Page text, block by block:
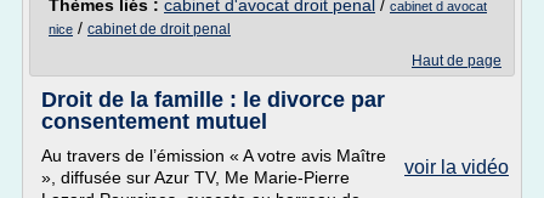
Thèmes liés : cabinet d'avocat droit penal / cabinet d avocat
nice / cabinet de droit penal
Haut de page
Droit de la famille : le divorce par
consentement mutuel
voir la vidéo
Au travers de l’émission « A votre avis Maître
», diffusée sur Azur TV, Me Marie-Pierre